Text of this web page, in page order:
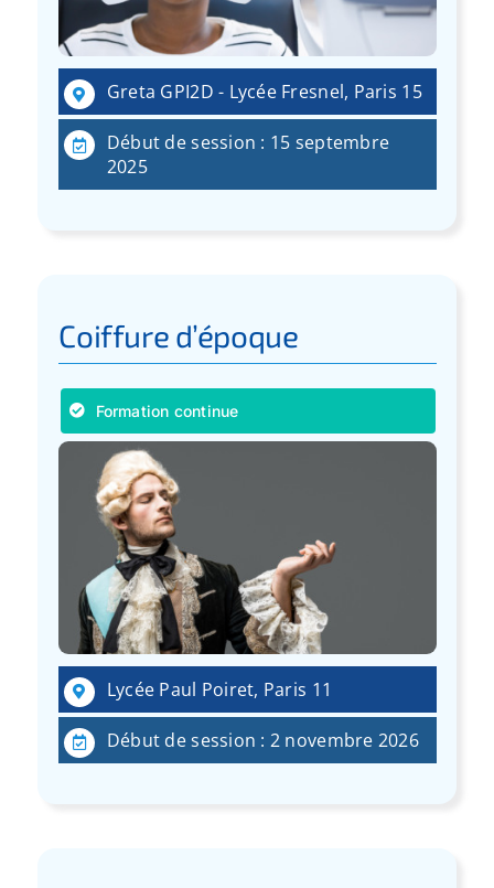
Greta GPI2D - Lycée Fresnel, Paris 15
Début de session : 15 septembre
2025
Coiffure d’époque
Formation continue
Lycée Paul Poiret, Paris 11
Début de session : 2 novembre 2026